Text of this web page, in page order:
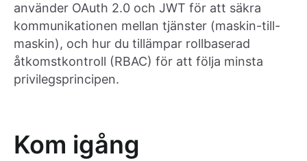
använder OAuth 2.0 och JWT för att säkra
kommunikationen mellan tjänster (maskin-till-
maskin), och hur du tillämpar rollbaserad
åtkomstkontroll (RBAC) för att följa minsta
privilegsprincipen.
Kom igång